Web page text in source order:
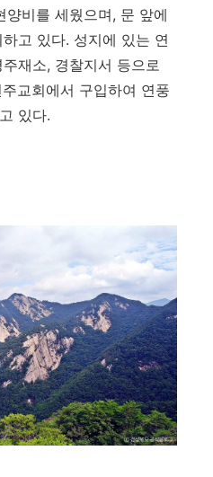
양비를 세웠으며, 문 앞에
고 있다. 성지에 있는 연
재소, 경찰지서 등으로
교회에서 구입하여 연풍
있다.